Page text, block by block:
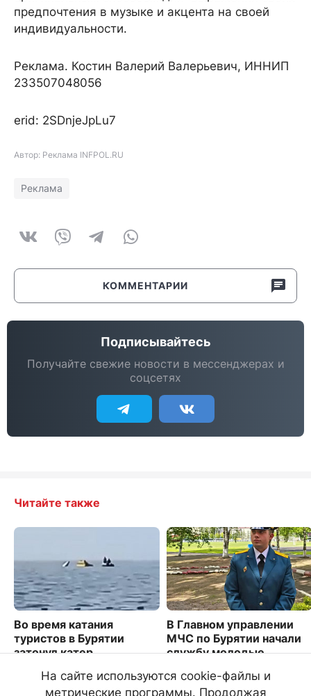
предпочтения в музыке и акцента на своей
индивидуальности.
Реклама. Костин Валерий Валерьевич, ИННИП
233507048056
erid: 2SDnjeJpLu7
Автор: Реклама INFPOL.RU
Реклама
КОММЕНТАРИИ
Подписывайтесь
Получайте свежие новости в мессенджерах и
соцсетях
Читайте также
Во время катания
туристов в Бурятии
затонул катер
9405
В Главном управлении
МЧС по Бурятии начали
службу молодые
3602
На сайте используются cookie-файлы и
метрические программы. Продолжая